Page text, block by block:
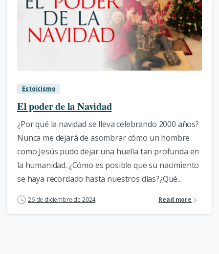
7
Estoicismo
El poder de la Navidad
¿Por qué la navidad se lleva celebrando 2000 años?
Nunca me dejará de asombrar cómo un hombre
como Jesús pudo dejar una huella tan profunda en
la humanidad. ¿Cómo es posible que su nacimiento
se haya recordado hasta nuestros días?¿Qué...
26 de diciembre de 2024 Read more